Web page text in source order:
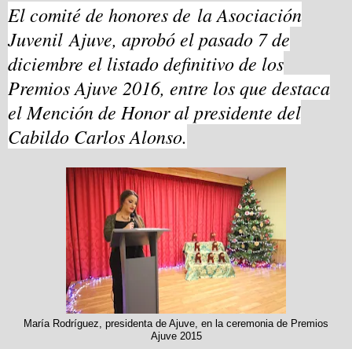
El comité de honores de la Asociación
Juvenil Ajuve, aprobó el pasado 7 de
diciembre el listado definitivo de los
Premios Ajuve 2016, entre los que destaca
el Mención de Honor al presidente del
Cabildo Carlos Alonso.
María Rodríguez, presidenta de Ajuve, en la ceremonia de Premios
Ajuve 2015